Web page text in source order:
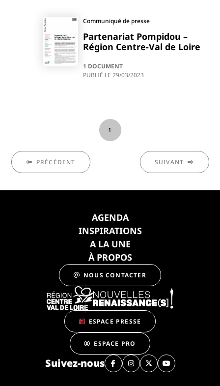
Communiqué de presse
Partenariat Pompidou –
Région Centre-Val de Loire
1 DOCUMENT
PUBLIÉ LE 29/03/2023
PRÉCÉDENT
1
SUIVANT
AGENDA
INSPIRATIONS
A LA UNE
À PROPOS
NOUS CONTACTER
ESPACE PRESSE
ESPACE PRO
Suivez-nous